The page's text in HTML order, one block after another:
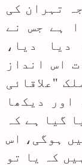
تہران کی
ہے جس نے
دیا،
اس انداز
"علاقائی
اور دیکھا
گیا ہے کہ
ہوگی، اس
کہ یا تو